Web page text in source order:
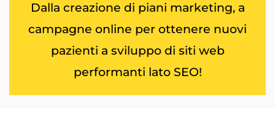
Dalla creazione di piani marketing, a
campagne online per ottenere nuovi
pazienti a sviluppo di siti web
performanti lato SEO!